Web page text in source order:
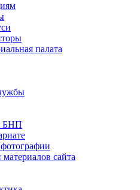
палата
БНП
сайта